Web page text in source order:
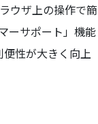
ウザ上の操作で簡
ーサポート」機能
性が大きく向上